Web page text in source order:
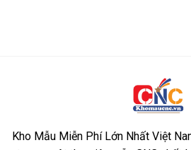
Kho Mẫu Miễn Phí Lớn Nhất Việt